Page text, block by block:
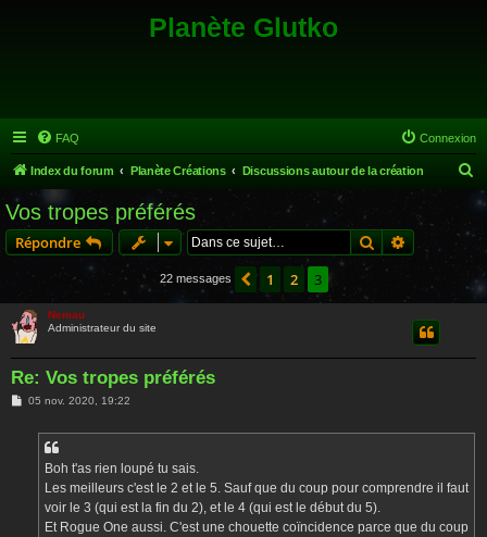
Planète Glutko
FAQ Connexion
Index du forum Planète Créations Discussions autour de la création
Vos tropes préférés
Répondre RechercherRecherche
22 messages Précédente
1 2 3
Nemau
Administrateur du site
Re: Vos tropes préférés
M05 nov. 2020, 19:22
Boh t'as rien loupé tu sais.
Les meilleurs c'est le 2 et le 5. Sauf que du coup pour comprendre il faut
voir le 3 (qui est la fin du 2), et le 4 (qui est le début du 5).
Et Rogue One aussi. C'est une chouette coïncidence parce que du coup